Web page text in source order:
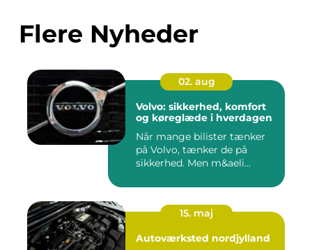
Flere Nyheder
02. aug
Volvo: sikkerhed, komfort
og køreglæde i hverdagen
Når mange bilister tænker
på Volvo, tænker de på
sikkerhed. Men m&aeli...
15. maj
Autoværksted nordjylland